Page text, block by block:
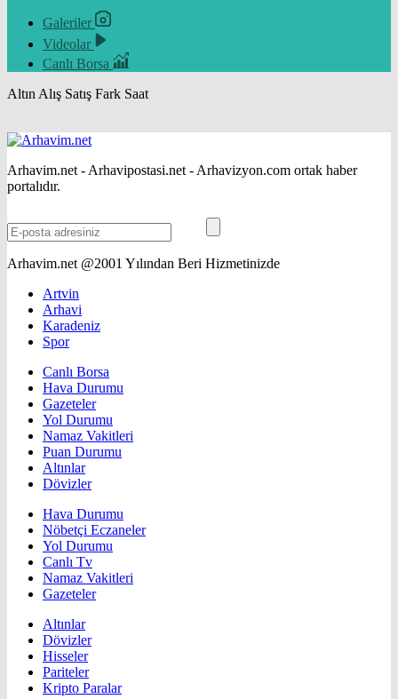
Galeriler
Videolar
Canlı Borsa
Altın Alış Satış Fark Saat
Arhavim.net - Arhavipostasi.net - Arhavizyon.com ortak haber
portalıdır.
Arhavim.net @2001 Yılından Beri Hizmetinizde
Artvin
Arhavi
Karadeniz
Spor
Canlı Borsa
Hava Durumu
Gazeteler
Yol Durumu
Namaz Vakitleri
Puan Durumu
Altınlar
Dövizler
Hava Durumu
Nöbetçi Eczaneler
Yol Durumu
Canlı Tv
Namaz Vakitleri
Gazeteler
Altınlar
Dövizler
Hisseler
Pariteler
Kripto Paralar